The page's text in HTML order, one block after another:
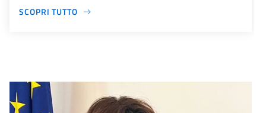
SCOPRI TUTTO